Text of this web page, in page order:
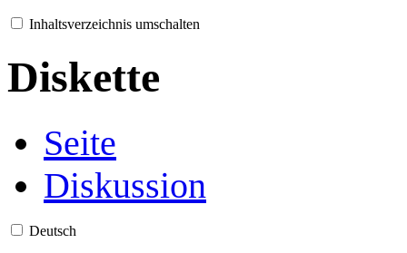
Inhaltsverzeichnis umschalten
Diskette
Seite
Diskussion
Deutsch